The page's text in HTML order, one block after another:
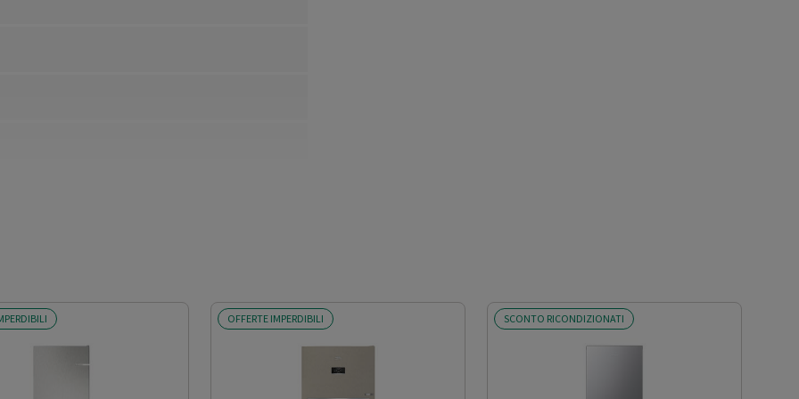
OFFERTE IMPERDIBILI SCONTO RICONDIZIONATI